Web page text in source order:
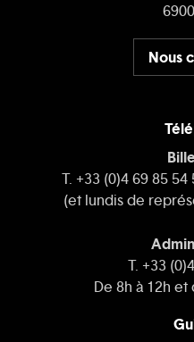
Nous
T. +33 (0)4 69 85
(et lundis de
T. +33
De 8h à 12h et